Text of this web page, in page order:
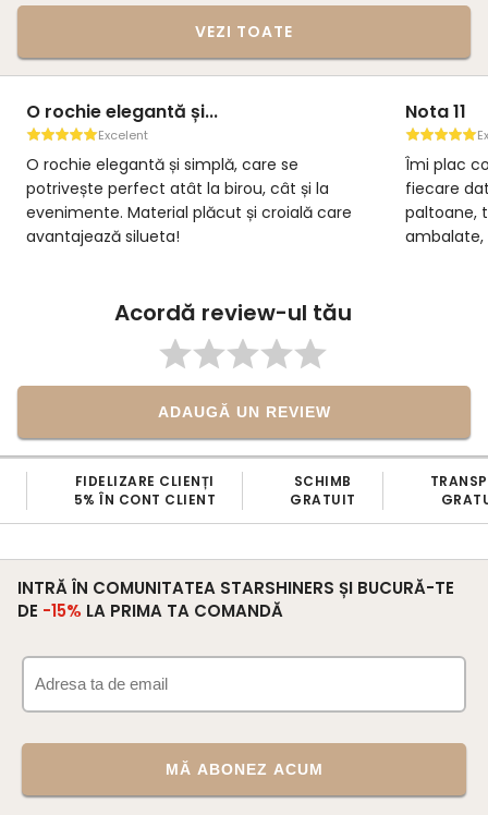
VEZI TOATE
O rochie elegantă și...
Excelent
O rochie elegantă și simplă, care se
potrivește perfect atât la birou, cât și la
evenimente. Material plăcut și croială care
avantajează silueta!
Nota 11
Îmi plac
fiecare
paltoane,
ambalate,
Acordă review-ul tău
ADAUGĂ UN REVIEW
FIDELIZARE CLIENȚI
5% ÎN CONT CLIENT
SCHIMB
GRATUIT
INTRĂ ÎN COMUNITATEA STARSHINERS ȘI BUCURĂ-TE
DE -15% LA PRIMA TA COMANDĂ
MĂ ABONEZ ACUM